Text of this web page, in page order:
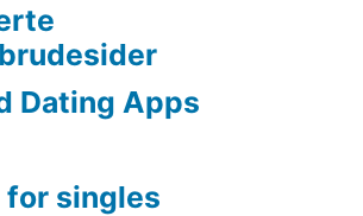
Dating Apps
singles